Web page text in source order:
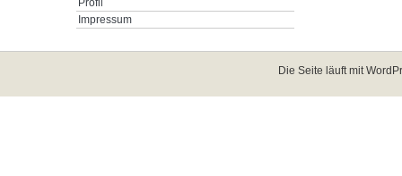
Profil
Impressum
Die Seite läuft mit